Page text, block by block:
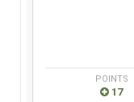
POINTS
17